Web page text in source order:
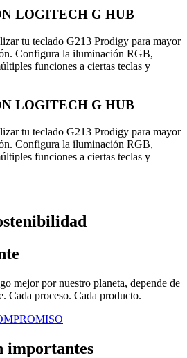
LOGITECH G HUB
tu teclado G213 Prodigy para mayor
Configura la iluminación RGB,
funciones a ciertas teclas y
LOGITECH G HUB
tu teclado G213 Prodigy para mayor
Configura la iluminación RGB,
funciones a ciertas teclas y
mejor por nuestro planeta, depende de
Cada proceso. Cada producto.
importantes